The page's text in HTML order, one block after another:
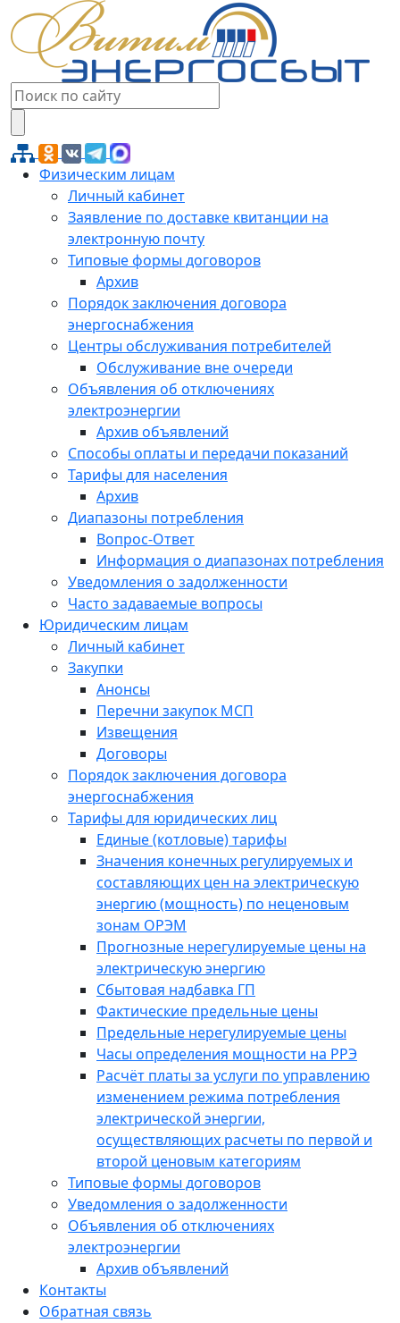
Физическим лицам
Личный кабинет
Заявление по доставке квитанции на
электронную почту
Типовые формы договоров
Архив
Порядок заключения договора
энергоснабжения
Центры обслуживания потребителей
Обслуживание вне очереди
Объявления об отключениях
электроэнергии
Архив объявлений
Способы оплаты и передачи показаний
Тарифы для населения
Архив
Диапазоны потребления
Вопрос-Ответ
Информация о диапазонах потребления
Уведомления о задолженности
Часто задаваемые вопросы
Юридическим лицам
Личный кабинет
Закупки
Анонсы
Перечни закупок МСП
Извещения
Договоры
Порядок заключения договора
энергоснабжения
Тарифы для юридических лиц
Единые (котловые) тарифы
Значения конечных регулируемых и
составляющих цен на электрическую
энергию (мощность) по неценовым
зонам ОРЭМ
Прогнозные нерегулируемые цены на
электрическую энергию
Сбытовая надбавка ГП
Фактические предельные цены
Предельные нерегулируемые цены
Часы определения мощности на РРЭ
Расчёт платы за услуги по управлению
изменением режима потребления
электрической энергии,
осуществляющих расчеты по первой и
второй ценовым категориям
Типовые формы договоров
Уведомления о задолженности
Объявления об отключениях
электроэнергии
Архив объявлений
Контакты
Обратная связь